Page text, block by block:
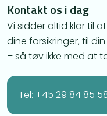
Kontakt os i dag
Vi sidder altid klar til
dine forsikringer, til
– så tøv ikke med at
Tel: +45 29 84 85